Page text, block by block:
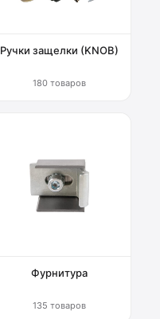
Ручки защелки (KNOB)
180 товаров
Фурнитура
135 товаров